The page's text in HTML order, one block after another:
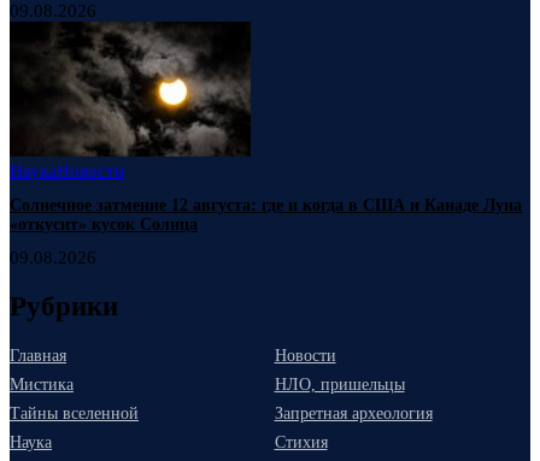
09.08.2026
НаукаНовости
Солнечное затмение 12 августа: где и когда в США и Канаде Луна
«откусит» кусок Солнца
09.08.2026
Рубрики
Главная
Новости
Мистика
НЛО, пришельцы
Тайны вселенной
Запретная археология
Наука
Стихия